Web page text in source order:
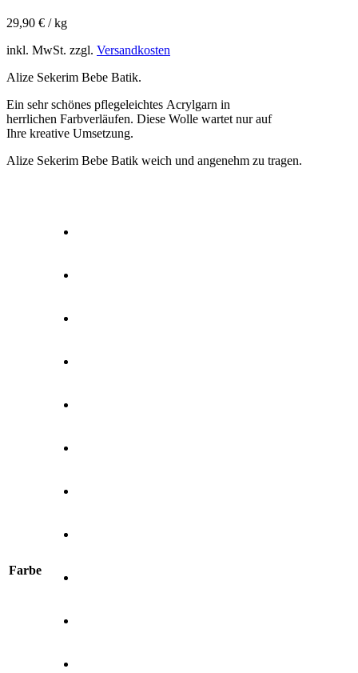
29,90 € /kg
inkl. MwSt. zzgl. Versandkosten
Alize Sekerim Bebe Batik.
Ein sehr schönes pflegeleichtes Acrylgarn in
herrlichen Farbverläufen. Diese Wolle wartet nur auf
Ihre kreative Umsetzung.
Alize Sekerim Bebe Batik weich und angenehm zu tragen.
Farbe